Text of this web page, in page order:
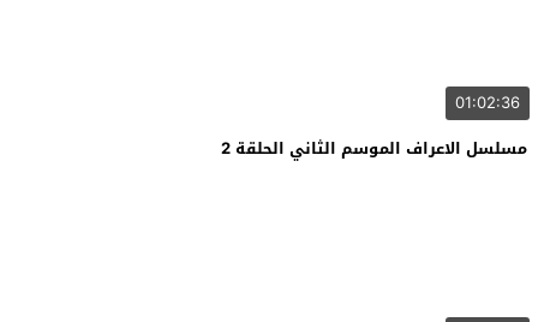
01:02:36
مسلسل الاعراف الموسم الثاني الحلقة 2